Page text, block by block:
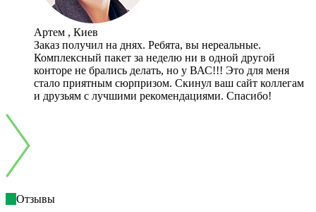
Артем , Киев
Заказ получил на днях. Ребята, вы нереальные.
Комплексный пакет за неделю ни в одной другой
конторе не брались делать, но у ВАС!!! Это для меня
стало приятным сюрпризом. Скинул ваш сайт коллегам
и друзьям с лучшими рекомендациями. Спасибо!
Отзывы